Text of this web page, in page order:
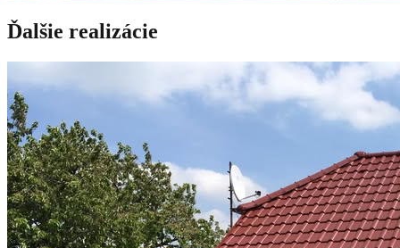
Ďalšie realizácie